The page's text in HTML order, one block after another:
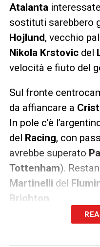
Atalanta
sostituti sarebbero
Hojlund, vecchio
Nikola Krstovicdel
velocità e fiuto del
Sul fronte
da affiancare a
In pole c’è
del Racing, con
avrebbe superato
Tottenham).
Martinelli del
Brighton